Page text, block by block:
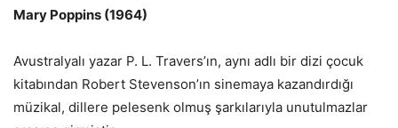
Mary Poppins (1964)
Avustralyalı yazar P. L. Travers’ın, aynı adlı bir dizi çocuk
kitabından Robert Stevenson’ın sinemaya kazandırdığı
müzikal, dillere pelesenk olmuş şarkılarıyla unutulmazlar